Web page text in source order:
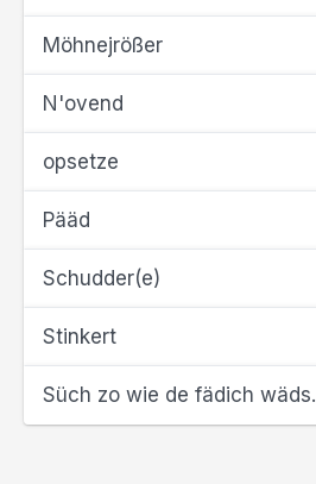
Möhnejrößer
N'ovend
opsetze
Pääd
Schudder(e)
Stinkert
Süch zo wie de fädich wäds.